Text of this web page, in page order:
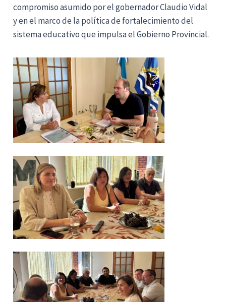
compromiso asumido por el gobernador Claudio Vidal
y en el marco de la política de fortalecimiento del
sistema educativo que impulsa el Gobierno Provincial.